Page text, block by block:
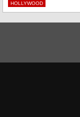
HOLLYWOOD